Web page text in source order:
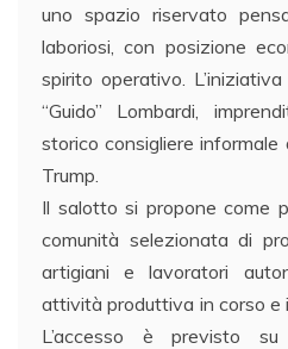
uno spazio riservato
laboriosi, con posizione
spirito operativo.
“Guido” Lombardi,
storico consigliere informale
Trump.
Il salotto si propone come
comunità selezionata di
artigiani e lavoratori
attività produttiva in corso e
L’accesso è previsto